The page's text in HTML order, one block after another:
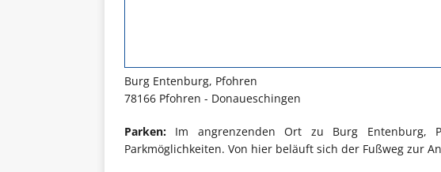
Burg Entenburg, Pfohren
78166 Pfohren - Donaueschingen
Parken: Im angrenzenden Ort zu Burg Entenburg,
Parkmöglichkeiten. Von hier beläuft sich der Fußweg zur